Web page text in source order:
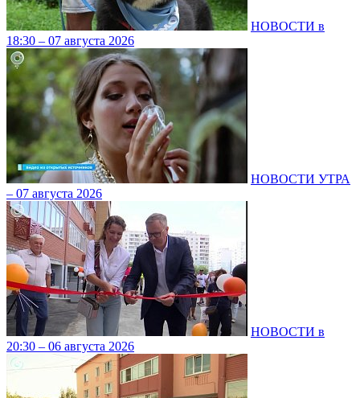
НОВОСТИ в
18:30 – 07 августа 2026
НОВОСТИ УТРА
– 07 августа 2026
НОВОСТИ в
20:30 – 06 августа 2026